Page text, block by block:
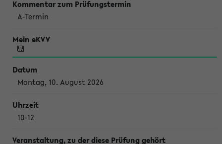
A-Termin
Montag, 10. August 2026
10-12